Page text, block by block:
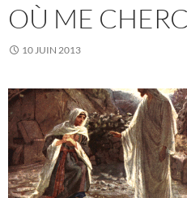
OÙ ME
10 JUIN 2013